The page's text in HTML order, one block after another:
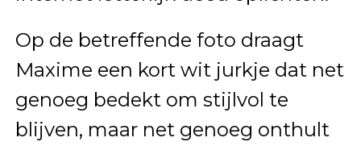
Op de betreffende foto draagt
Maxime een kort wit jurkje dat net
genoeg bedekt om stijlvol te
blijven, maar net genoeg onthult